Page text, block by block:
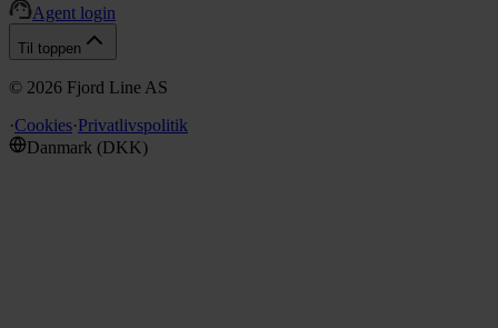
Agent login
Til toppen
© 2026 Fjord Line AS
·Cookies·Privatlivspolitik
Danmark (DKK)